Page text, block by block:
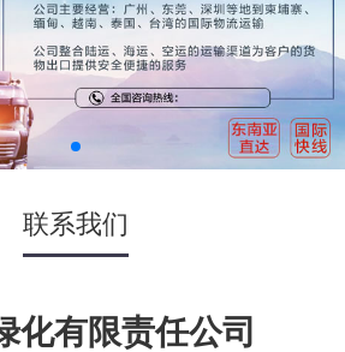
联系我们
化有限责任公司